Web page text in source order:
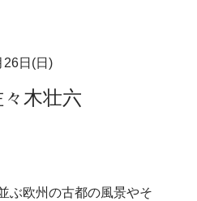
26日(日)
木壮六
ぶ欧州の古都の風景やそ